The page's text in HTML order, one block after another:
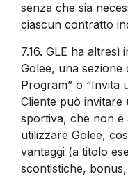
senza che sia
ciascun contratto
7.16. GLE ha altresì
Golee, una sezione
Program” o “Invita
Cliente può invitare
sportiva, che non è
utilizzare Golee,
vantaggi (a titolo
scontistiche,